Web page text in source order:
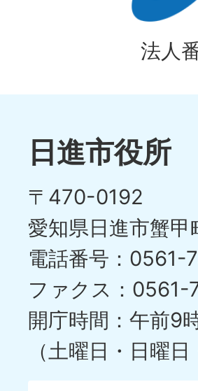
法人
日進市役所
〒470-0192
愛知県日進市蟹
電話番号：0561-
ファクス：
開庁時間：午前9
（土曜日・日曜